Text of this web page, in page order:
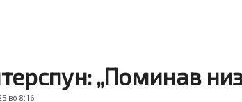
„Поминав
во 8:16